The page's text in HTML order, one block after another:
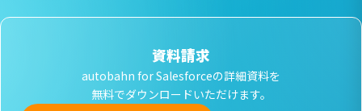
資料請求
autobahn for Salesforceの詳細資料を
無料でダウンロードいただけます。